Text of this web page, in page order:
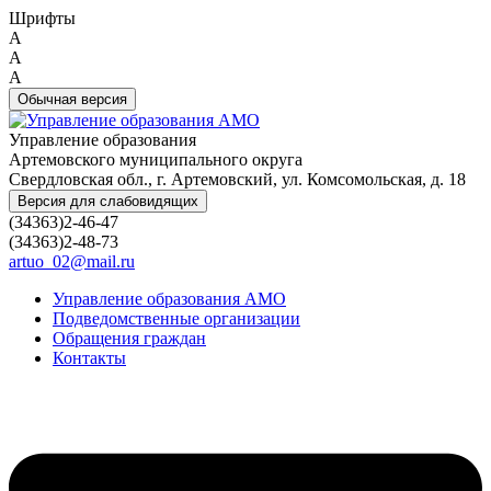
Шрифты
A
A
A
Обычная версия
Управление образования
Артемовского муниципального округа
Свердловская обл., г. Артемовский, ул. Комсомольская, д. 18
Версия для слабовидящих
(34363)2-46-47
(34363)2-48-73
artuo_02@mail.ru
Управление образования АМО
Подведомственные организации
Обращения граждан
Контакты